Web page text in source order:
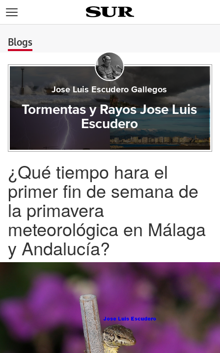
Blogs
Jose Luis Escudero Gallegos
Tormentas y Rayos Jose Luis
Escudero
¿Qué tiempo hara el
primer fin de semana de
la primavera
meteorológica en Málaga
y Andalucía?